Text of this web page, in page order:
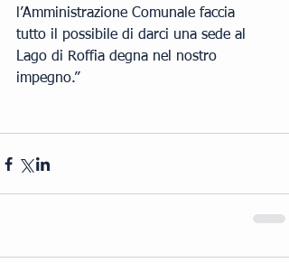
l’Amministrazione Comunale faccia
tutto il possibile di darci una sede al
Lago di Roffia degna nel nostro
impegno.”